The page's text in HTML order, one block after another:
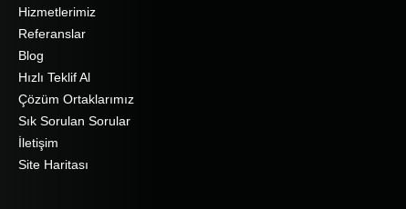
Hizmetlerimiz
Referanslar
Blog
Hızlı Teklif Al
Çözüm Ortaklarımız
Sık Sorulan Sorular
İletişim
Site Haritası